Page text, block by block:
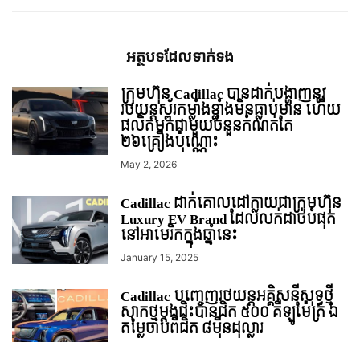
អត្ថបទ​ដែល​ទាក់ទង
ក្រុមហ៊ុន Cadillac បានដាក់បង្ហាញនូវ
រថយន្តស្ព័រកម្លាំងខ្លាំងមិនធ្លាប់មាន ហើយ
ផលិតមកជាមួយចំនួនកំណត់តែ
២៦គ្រឿងប៉ុណ្ណោះ
May 2, 2026
Cadillac ដាក់គោលដៅ​ក្លាយជា​ក្រុមហ៊ុន
Luxury EV Brand ​ដែល​លក់​ដាច់​បំផុត​
នៅ​អាមេរិក​ក្នុងឆ្នាំនេះ
January 15, 2025
Cadillac បញ្ចេញរថយន្តអគ្គិសនីសុទ្ធថ្មី
សាកថ្មម្តងជិះបានជិត ៥០០ គីឡូម៉ែត្រ ឯ
តម្លៃចាប់ពីជិត ៨មុឺនដុល្លារ